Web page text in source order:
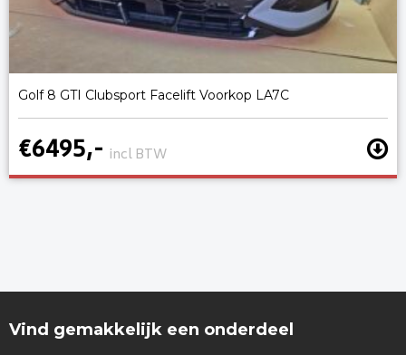
Golf 8 GTI Clubsport Facelift Voorkop LA7C
€6495,- incl BTW
Vind gemakkelijk een onderdeel